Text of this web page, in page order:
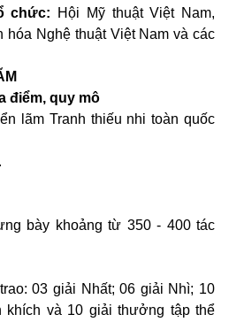
chức:
Hội Mỹ thuật Việt Nam,
hóa Nghệ thuật Việt Nam và các
điểm, quy mô
lãm Tranh thiếu nhi toàn quốc
bày khoảng từ 350 - 400 tác
03 giải Nhất; 06 giải Nhì; 10
khích và 10 giải thưởng tập thể